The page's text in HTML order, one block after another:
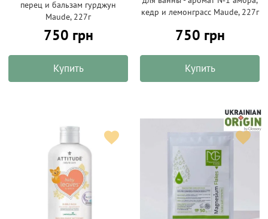
перец и бальзам гурджун
Maude, 227г
750 грн
Купить
кедр и лемонграсс Maude, 227г
750 грн
Купить